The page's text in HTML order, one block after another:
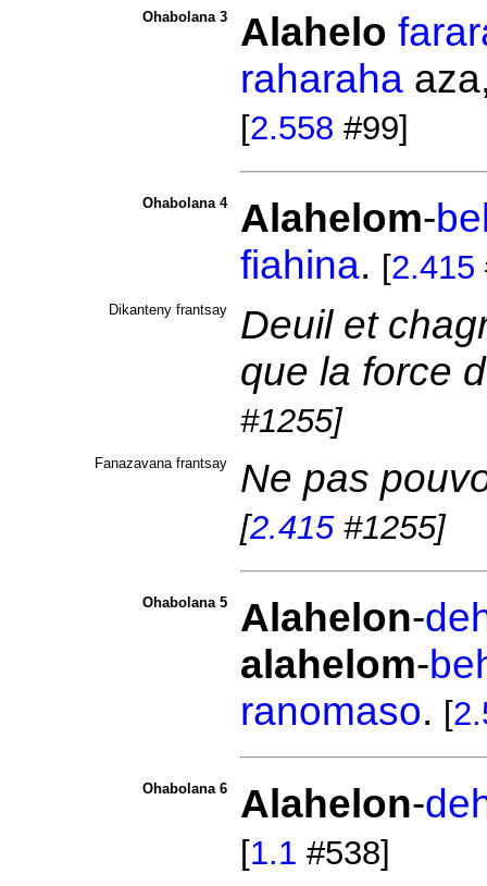
Ohabolana 3 Alahelo
raharaha
[2.558 #99]
Ohabolana 4 Alahelom-
fiahina. [2.415
Dikanteny frantsay
Deuil et
que la force
#1255]
Fanazavana frantsay Ne pas
[2.415#1255]
Ohabolana 5 Alahelon-
alahelom-
ranomaso. [
Ohabolana 6 Alahelon-
[1.1 #538]